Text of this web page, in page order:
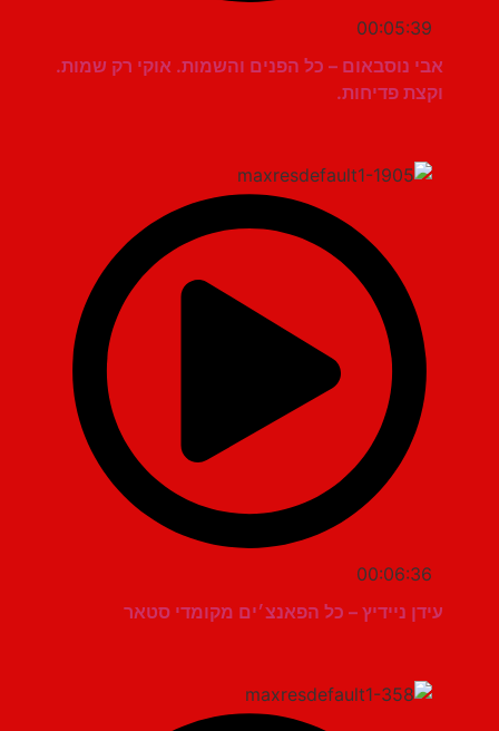
00:05:39
אבי נוסבאום – כל הפנים והשמות. אוקי רק שמות.
וקצת פדיחות.
00:06:36
עידן ניידיץ – כל הפאנצ׳ים מקומדי סטאר